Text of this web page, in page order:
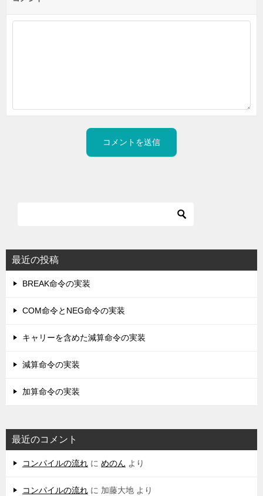
最近の投稿
BREAK命令の実装
COM命令とNEG命令の実装
キャリーを含めた減算命令の実装
減算命令の実装
加算命令の実装
最近のコメント
コンパイルの流れ に めのん より
コンパイルの流れ に 加藤大地 より